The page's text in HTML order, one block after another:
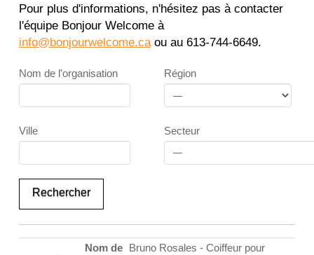
Pour plus d'informations, n'hésitez pas à contacter
l'équipe Bonjour Welcome à
info@bonjourwelcome.caou au 613-744-6649.
Nom de l'organisation Région
Ville Secteur
Bruno Rosales - Coiffeur pour